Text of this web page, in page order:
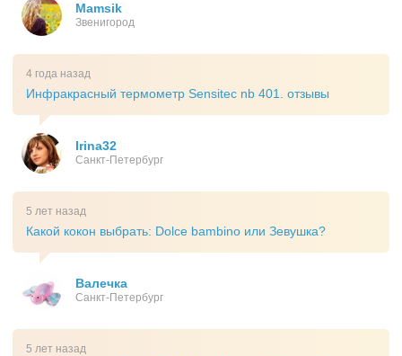
Mamsik
Звенигород
4 года назад
Инфракрасный термометр Sensitec nb 401. отзывы
Irina32
Санкт-Петербург
5 лет назад
Какой кокон выбрать: Dolce bambino или Зевушка?
Валечка
Санкт-Петербург
5 лет назад